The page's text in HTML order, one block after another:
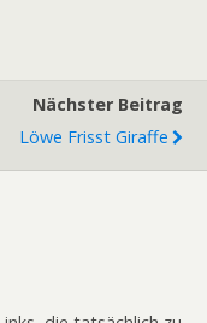
Nächster Beitrag
Löwe Frisst Giraffe